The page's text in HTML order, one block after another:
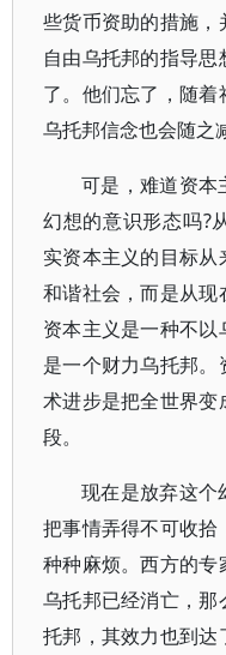
些货币资助的措施
自由乌托邦的指导
了。他们忘了，随
乌托邦信念也会随之
可是，难道资本
幻想的意识形态吗?
实资本主义的目标
和谐社会，而是从
资本主义是一种不
是一个财力乌托邦
术进步是把全世界
段。
现在是放弃这个
把事情弄得不可收拾
种种麻烦。西方的
乌托邦已经消亡，
托邦，其效力也到